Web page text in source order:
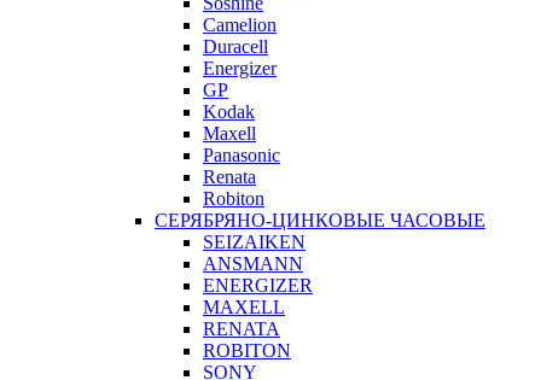
Camelion
Duracell
Energizer
GP
Kodak
Maxell
Panasonic
Renata
Robiton
СЕРЯБРЯНО-ЦИНКОВЫЕ ЧАСОВЫЕ
SEIZAIKEN
ANSMANN
ENERGIZER
MAXELL
RENATA
ROBITON
SONY